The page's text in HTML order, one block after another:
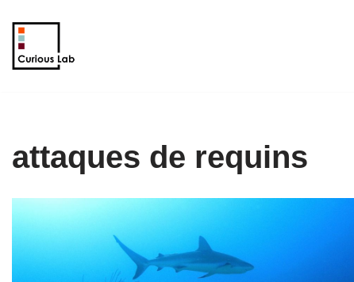
Aller
au
attaques de requins